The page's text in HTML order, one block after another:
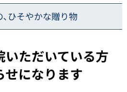
､ひそやかな贈り物